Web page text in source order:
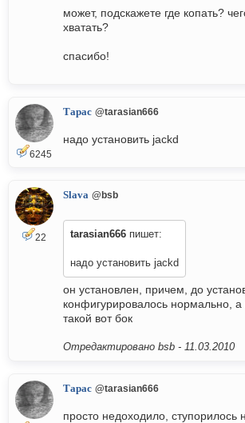
может, подскажете где копать?
хватать?
спасибо!
6245
Тарас @tarasian666
надо установить jackd
22
Slava @bsb
tarasian666 пишет:
надо установить jackd
он установлен, причем, до
конфигурировалось нормально,
такой вот бок
Отредактировано bsb - 11.03.2010
Тарас @tarasian666
просто недоходило, ступорилось